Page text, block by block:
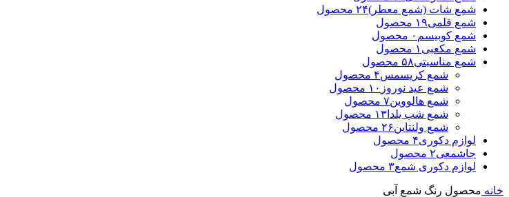
شمع شات (شمع معطر)۲۴ محصول
شمع قلمی۱۹ محصول
شمع کوبیسم ۰ محصول
شمع مکعبی ۱ محصول
شمع مناسبتی۵۸ محصول
شمع کریسمس۴ محصول
شمع عید نوروز ۱۰ محصول
شمع هالووین۷ محصول
شمع شب یلدا ۱۳ محصول
شمع ولنتاین۲۶ محصول
لوازم دکوری۴ محصول
جاشمعی۲ محصول
لوازم دکوری شمع۳ محصول
خانه محصول رنگ شمع آبی